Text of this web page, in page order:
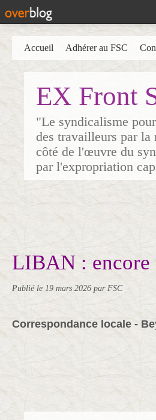
EX Front
"Le syndicalisme
des travailleurs par la
côté de l'œuvre du
par l'expropriation
Accueil Adhérer au FSC
LIBAN : encore
Publié le 19 mars 2026 par FSC
Correspondance locale -